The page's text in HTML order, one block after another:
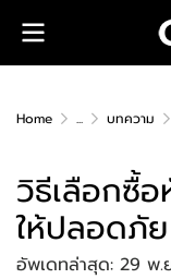
Home ... บทความ
วิธีเลือกซื้
ให้ปลอดภัย
อัพเดทล่าสุด: 29 พ.